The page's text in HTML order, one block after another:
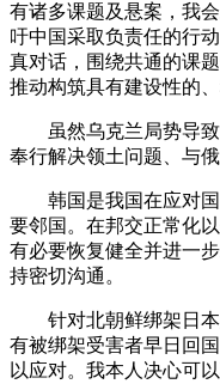
有诸多课题及悬案，我
吁中国采取负责任的行
真对话，围绕共通的课
推动构筑具有建设性的
虽然乌克兰局势导致
奉行解决领土问题、与
韩国是我国在应对国
要邻国。在邦交正常化
有必要恢复健全并进一
持密切沟通。
针对北朝鲜绑架日本
有被绑架受害者早日回
以应对。我本人决心可